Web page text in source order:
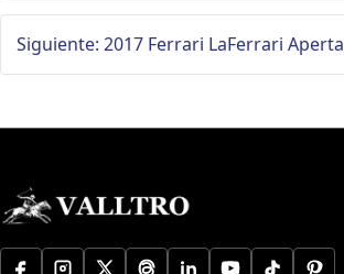
Siguiente: 2017 Ferrari LaFerrari Aperta